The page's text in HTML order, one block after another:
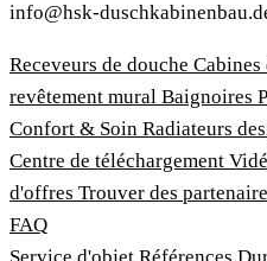
info@hsk-
Receveurs de douche Cabines
revêtement mural Baignoires
Confort & Soin Radiateurs
Centre de téléchargement
d'offres Trouver des
FAQ